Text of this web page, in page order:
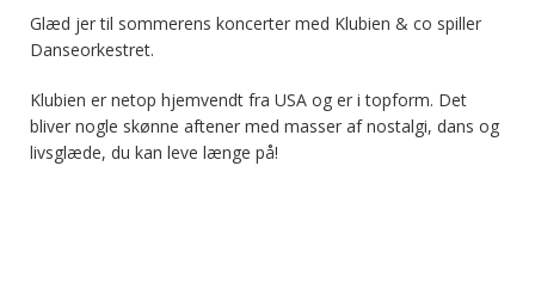
Glæd jer til sommerens koncerter med Klubien & co spiller
Danseorkestret.
Klubien er netop hjemvendt fra USA og er i topform. Det
bliver nogle skønne aftener med masser af nostalgi, dans og
livsglæde, du kan leve længe på!